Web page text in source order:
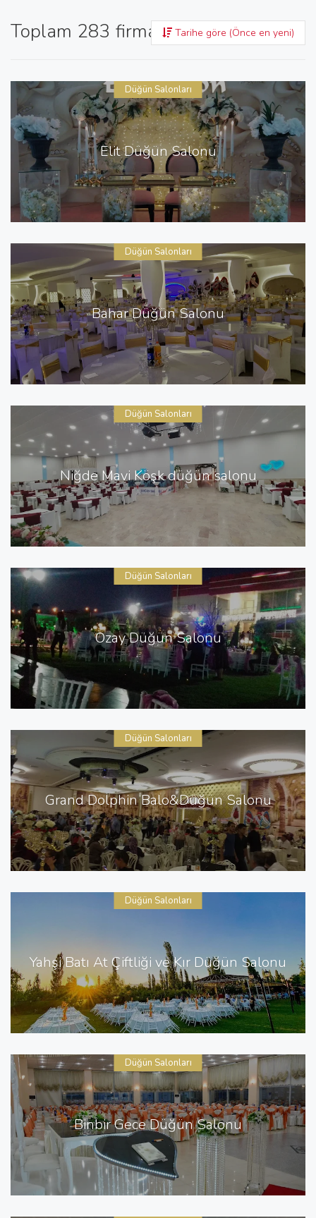
Toplam 283 firma bulunduTarihe göre (Önce en yeni)
Elit Düğün Salonu
Düğün Salonları
Bahar Düğün Salonu
Düğün Salonları
Niğde Mavi Köşk düğün salonu
Düğün Salonları
Özay Düğün Salonu
Düğün Salonları
Grand Dolphin Balo&Düğün Salonu
Düğün Salonları
Yahşi Batı At Çiftliği ve Kır Düğün Salonu
Düğün Salonları
Binbir Gece Düğün Salonu
Düğün Salonları